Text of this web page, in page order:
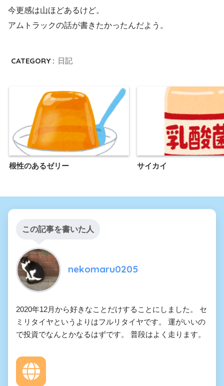
今更感は山ほどあるけど。
アムトラックの話が書きたかったんだよう。
CATEGORY : 日記
根性のあるゼリー サイカイ
この記事を書いた人
nekomaru0205
2020年12月から好きなことだけすることにしました。 セ
ミリタイヤというよりはフルリタイヤです。 運がいいの
で投資でなんとかなるはずです。 普段はよく走ります。